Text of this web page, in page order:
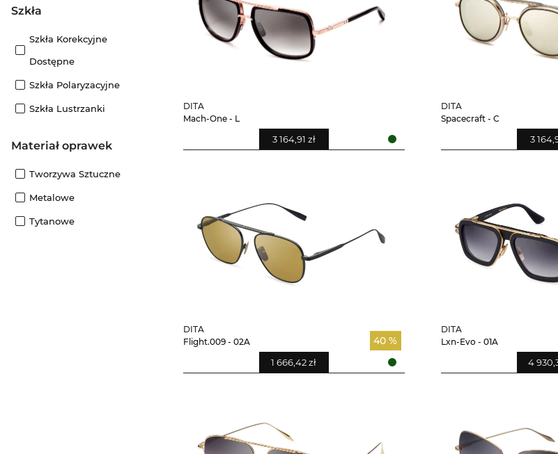
szkła
Szkła Korekcyjne
Dostępne
Szkła Polaryzacyjne
Szkła Lustrzanki
Materiał oprawek
Tworzywa Sztuczne
Metalowe
Tytanowe
DITA
Mach-One - L
3 164,91 zł
DITA
Spacecraft - C
3
DITA
Flight.009 - 02A
40 %
1 666,42 zł
DITA
Lxn-Evo - 01A
4